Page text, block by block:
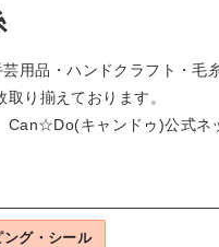
品・ハンドクラフト・毛
り揃えております。
キャンドゥ)公式ネ
ング・シール